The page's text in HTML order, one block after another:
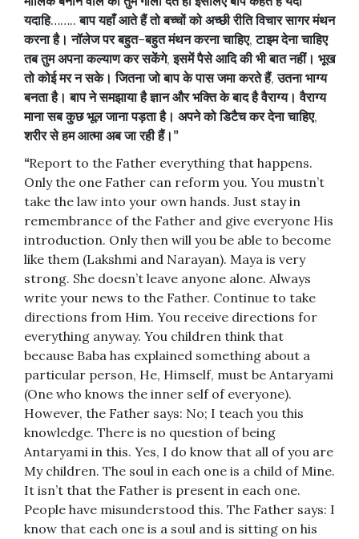
यदाहि……..बाप यहाँ आते हैं तो बच्चों को अच्छी रीति विचार सागर मंथन
करना है। नॉलेज पर बहुत–बहुत मंथन करना चाहिए,टाइम देना चाहिए
तब तुम अपना कल्याण कर सकेंगे,इसमें पैसे आदि की भी बात नहीं। भूख
तो कोई मर न सके। जितना जो बाप के पास जमा करते हैं,उतना भाग्य
बनता है। बाप ने समझाया है ज्ञान और भक्ति के बाद है वैराग्य। वैराग्य
माना सब कुछ भूल जाना पड़ता है। अपने को डिटैच कर देना चाहिए,
शरीर से हम आत्मा अब जा रही हैं। ”
“Report to the Father everything that happens.
Only the one Father can reform you. You mustn’t
take the law into your own hands. Just stay in
remembrance of the Father and give everyone His
introduction. Only then will you be able to become
like them (Lakshmi and Narayan). Maya is very
strong. She doesn’t leave anyone alone. Always
write your news to the Father. Continue to take
directions from Him. You receive directions for
everything anyway. You children think that
because Baba has explained something about a
particular person, He, Himself, must be Antaryami
(One who knows the inner self of everyone).
However, the Father says: No; I teach you this
knowledge. There is no question of being
Antaryami in this. Yes, I do know that all of you are
My children. The soul in each one is a child of Mine.
It isn’t that the Father is present in each one.
People have misunderstood this. The Father says: I
know that each one is a soul and is sitting on his